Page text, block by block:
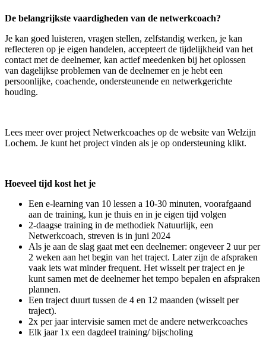
De belangrijkste vaardigheden van de netwerkcoach?
Je kan goed luisteren, vragen stellen, zelfstandig werken, je kan
reflecteren op je eigen handelen, accepteert de tijdelijkheid van het
contact met de deelnemer, kan actief meedenken bij het oplossen
van dagelijkse problemen van de deelnemer en je hebt een
persoonlijke, coachende, ondersteunende en netwerkgerichte
houding.
Lees meer over project Netwerkcoaches op de website van Welzijn
Lochem. Je kunt het project vinden als je op ondersteuning klikt.
Hoeveel tijd kost het je
Een e-learning van 10 lessen a 10-30 minuten, voorafgaand
aan de training, kun je thuis en in je eigen tijd volgen
2-daagse training in de methodiek Natuurlijk, een
Netwerkcoach, streven is in juni 2024
Als je aan de slag gaat met een deelnemer: ongeveer 2 uur per
2 weken aan het begin van het traject. Later zijn de afspraken
vaak iets wat minder frequent. Het wisselt per traject en je
kunt samen met de deelnemer het tempo bepalen en afspraken
plannen.
Een traject duurt tussen de 4 en 12 maanden (wisselt per
traject).
2x per jaar intervisie samen met de andere netwerkcoaches
Elk jaar 1x een dagdeel training/ bijscholing